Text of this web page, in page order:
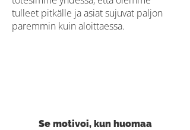
tulleet pitkälle ja asiat sujuvat paljon
paremmin kuin aloittaessa.
Se motivoi, kun huomaa